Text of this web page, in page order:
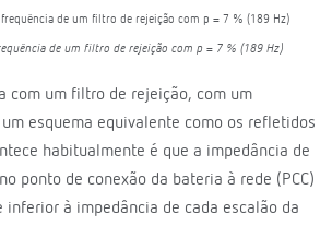
de um filtro de rejeição com p = 7 % (189 Hz)
com um filtro de rejeição, com um
esquema equivalente como os refletidos
habitualmente é que a impedância de
ponto de conexão da bateria à rede (PCC)
à impedância de cada escalão da